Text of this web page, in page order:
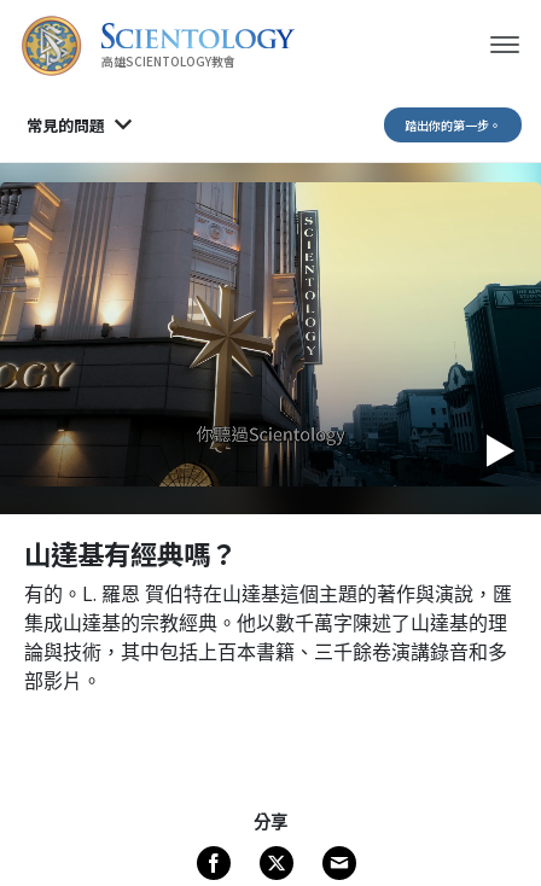
高雄SCIENTOLOGY教會
常見的問題 踏出你的第一步。
山達基有經典嗎？
有的。L. 羅恩 賀伯特在山達基這個主題的著作與演說，匯
集成山達基的宗教經典。他以數千萬字陳述了山達基的理
論與技術 ，其中包括上百本書籍 、三千餘卷演講錄音和多
部影片。
分享